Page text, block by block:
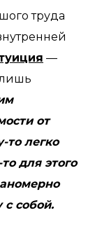
труда
—
лишь
от
то легко
для этого
с собой.